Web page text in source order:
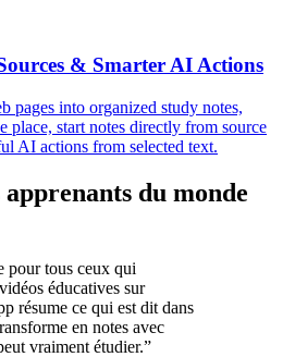
& Smarter AI Actions
pages into organized study notes,
place, start notes directly from source
AI actions from selected text.
du monde
pour tous ceux qui
éducatives sur
résume ce qui est dit dans
en notes avec
vraiment étudier.”